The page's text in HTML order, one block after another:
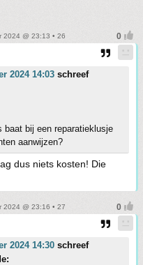
2024 @ 23:13 • 26
2024 14:03 schreef
baat bij een reparatieklusje
aanwijzen?
dus niets kosten! Die
2024 @ 23:16 • 27
2024 14:30 schreef